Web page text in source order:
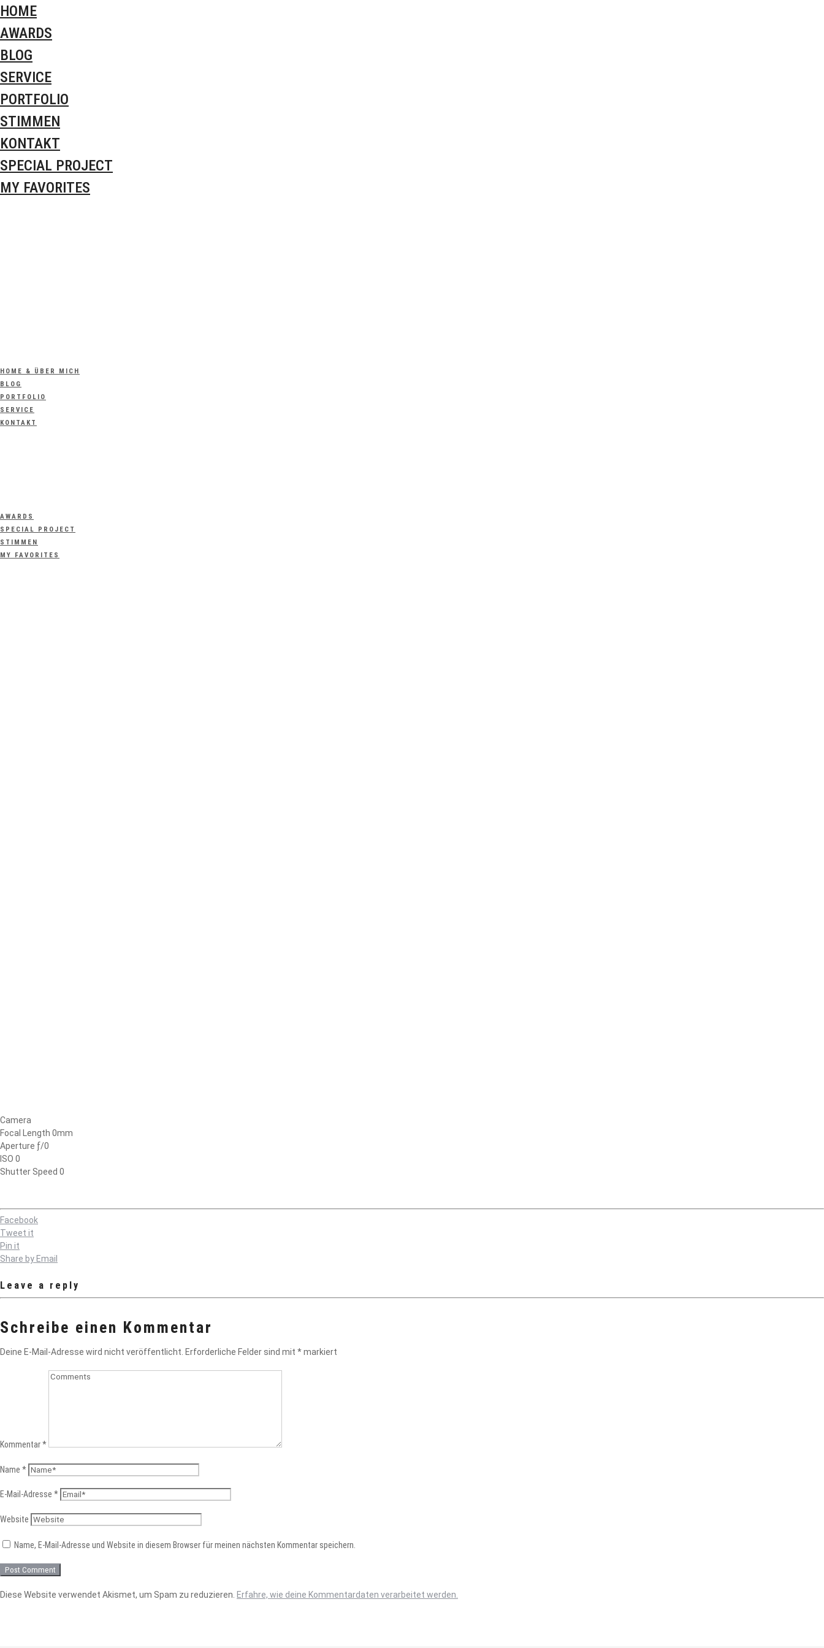
HOME
AWARDS
BLOG
SERVICE
PORTFOLIO
STIMMEN
KONTAKT
SPECIAL PROJECT
MY FAVORITES
HOME & ÜBER MICH
BLOG
PORTFOLIO
SERVICE
KONTAKT
AWARDS
SPECIAL PROJECT
STIMMEN
MY FAVORITES
Camera
Focal Length 0mm
Aperture ƒ/0
ISO 0
Shutter Speed 0
Facebook
Tweet it
Pin it
Share by Email
Leave a reply
Schreibe einen Kommentar
Deine E-Mail-Adresse wird nicht veröffentlicht. Erforderliche Felder sind mit *markiert
Kommentar*
Name *
E-Mail-Adresse *
Website
Name, E-Mail-Adresse und Website in diesem Browser für meinen nächsten Kommentar speichern.
Diese Website verwendet Akismet, um Spam zu reduzieren. Erfahre, wie deine Kommentardaten verarbeitet werden.